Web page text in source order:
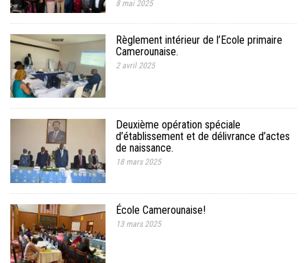
SUIVI-EVALUATION
MÉDIA
LANGUES
8 mai 2025
Règlement intérieur de l’Ecole primaire
Camerounaise.
2 avril 2025
Deuxième opération spéciale
d’établissement et de délivrance d’actes
de naissance.
18 mars 2025
École Camerounaise!
13 mars 2025